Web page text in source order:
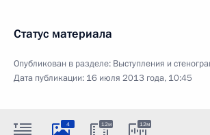
Статус материала
Опубликован в разделе: Выступления и
Дата публикации: 16 июля 2013 года, 10:45
4 12м 12м